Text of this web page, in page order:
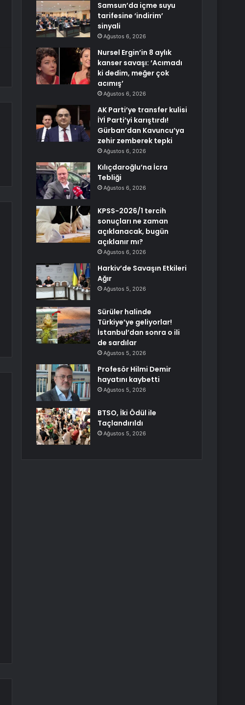
Samsun’da içme suyu
tarifesine ‘indirim’
sinyali
Ağustos 6, 2026
Nursel Ergin’in 8 aylık
kanser savaşı: ‘Acımadı
ki dedim, meğer çok
acımış’
Ağustos 6, 2026
AK Parti’ye transfer kulisi
İYİ Parti’yi karıştırdı!
Gürban’dan Kavuncu’ya
zehir zemberek tepki
Ağustos 6, 2026
Kılıçdaroğlu’na İcra
Tebliği
Ağustos 6, 2026
KPSS-2026/1 tercih
sonuçları ne zaman
açıklanacak, bugün
açıklanır mı?
Ağustos 6, 2026
Harkiv’de Savaşın Etkileri
Ağır
Ağustos 5, 2026
Sürüler halinde
Türkiye’ye geliyorlar!
İstanbul’dan sonra o ili
de sardılar
Ağustos 5, 2026
Profesör Hilmi Demir
hayatını kaybetti
Ağustos 5, 2026
BTSO, İki Ödül ile
Taçlandırıldı
Ağustos 5, 2026